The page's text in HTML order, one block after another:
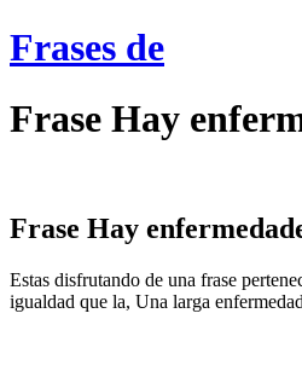
Frases de
Frase Hay
Frase Hay
Estas disfrutando de una frase
igualdad que la, Una larga